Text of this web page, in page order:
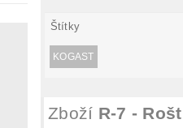
Štítky
KOGAST
Zboží R-7 -